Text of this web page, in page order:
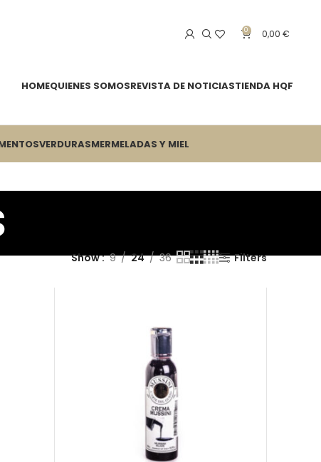
0 0,00€
HOMEQUIENES SOMOSREVISTA DE NOTICIASTIENDA HQF
VERDURASMERMELADAS Y MIEL
Show 9 24 36 Filters